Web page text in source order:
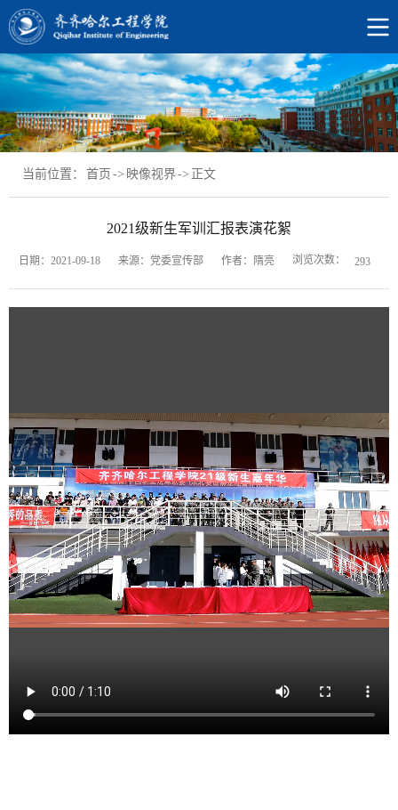
当前位置： 首页 -> 映像视界-> 正文
2021级新生军训汇报表演花絮
日期：2021-09-18 来源：党委宣传部 作者：隋亮 浏览次数： 293